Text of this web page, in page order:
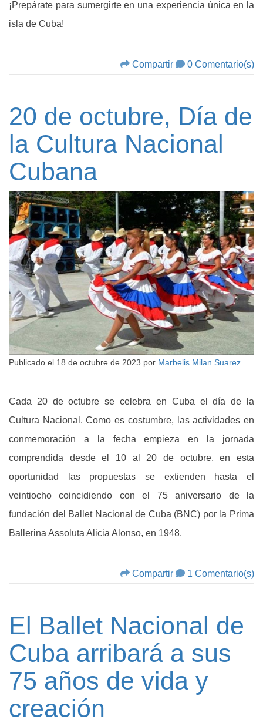
¡Prepárate para sumergirte en una experiencia única en la
isla de Cuba!
Compartir 0 Comentario(s)
20 de octubre, Día de
la Cultura Nacional
Cubana
Publicado el 18 de octubre de 2023 por Marbelis Milan Suarez
Cada 20 de octubre se celebra en Cuba el día de la
Cultura Nacional. Como es costumbre, las actividades en
conmemoración a la fecha empieza en la jornada
comprendida desde el 10 al 20 de octubre, en esta
oportunidad las propuestas se extienden hasta el
veintiocho coincidiendo con el 75 aniversario de la
fundación del Ballet Nacional de Cuba (BNC) por la Prima
Ballerina Assoluta Alicia Alonso, en 1948.
Compartir 1 Comentario(s)
El Ballet Nacional de
Cuba arribará a sus
75 años de vida y
creación